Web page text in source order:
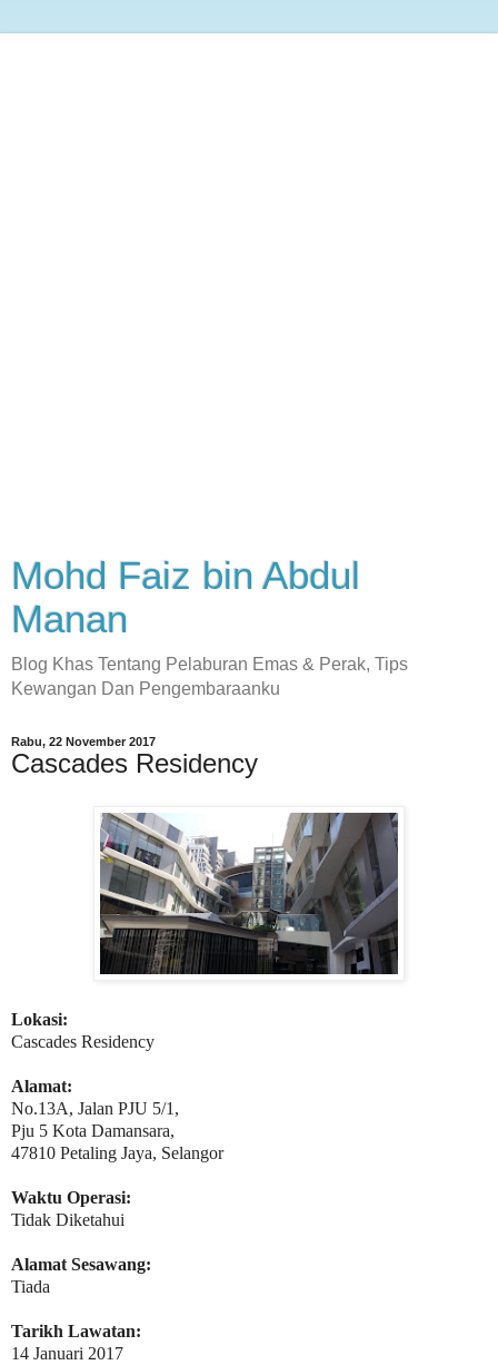
Mohd Faiz bin Abdul
Manan
Blog Khas Tentang Pelaburan Emas & Perak, Tips
Kewangan Dan Pengembaraanku
Rabu, 22 November 2017
Cascades Residency
Lokasi:
Cascades Residency
Alamat:
No.13A, Jalan PJU 5/1,
Pju 5 Kota Damansara,
47810 Petaling Jaya, Selangor
Waktu Operasi:
Tidak Diketahui
Alamat Sesawang:
Tiada
Tarikh Lawatan:
14 Januari 2017